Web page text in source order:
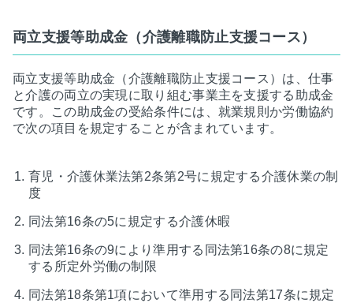
両立支援等助成金（介護離職防止支援コース）
両立支援等助成金（介護離職防止支援コース）は、仕事
と介護の両立の実現に取り組む事業主を支援する助成金
です。この助成金の受給条件には、就業規則か労働協約
で次の項目を規定することが含まれています。
育児・介護休業法第2条第2号に規定する介護休業の制
度
同法第16条の5に規定する介護休暇
同法第16条の9により準用する同法第16条の8に規定
する所定外労働の制限
同法第18条第1項において準用する同法第17条に規定